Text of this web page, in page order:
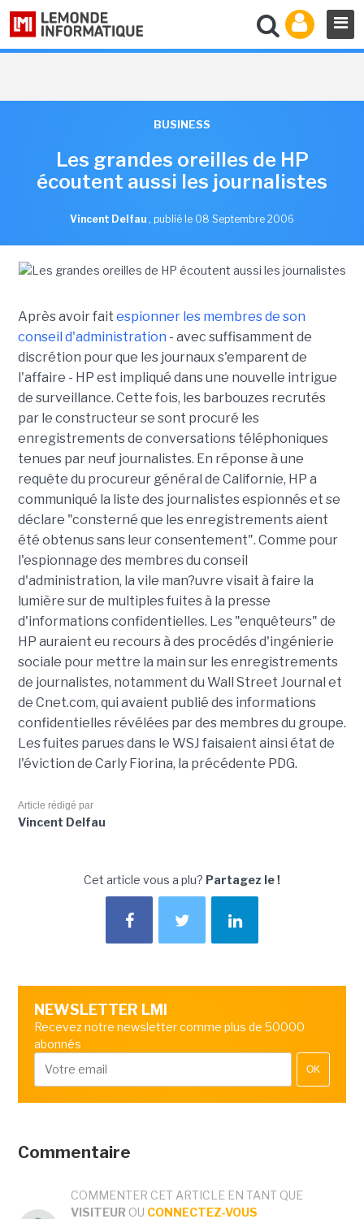
BUSINESS
Les grandes oreilles de HP
écoutent aussi les journalistes
Vincent Delfau , publié le 08 Septembre 2006
Après avoir fait espionner les membres de son
conseil d'administration - avec suffisamment de
discrétion pour que les journaux s'emparent de
l'affaire - HP est impliqué dans une nouvelle intrigue
de surveillance. Cette fois, les barbouzes recrutés
par le constructeur se sont procuré les
enregistrements de conversations téléphoniques
tenues par neuf journalistes. En réponse à une
requête du procureur général de Californie, HP a
communiqué la liste des journalistes espionnés et se
déclare "consterné que les enregistrements aient
été obtenus sans leur consentement". Comme pour
l'espionnage des membres du conseil
d'administration, la vile man?uvre visait à faire la
lumière sur de multiples fuites à la presse
d'informations confidentielles. Les "enquêteurs" de
HP auraient eu recours à des procédés d'ingénierie
sociale pour mettre la main sur les enregistrements
de journalistes, notamment du Wall Street Journal et
de Cnet.com, qui avaient publié des informations
confidentielles révélées par des membres du groupe.
Les fuites parues dans le WSJ faisaient ainsi état de
l'éviction de Carly Fiorina, la précédente PDG.
Article rédigé par
Vincent Delfau
Cet article vous a plu? Partagez le !
NEWSLETTER LMI
Recevez notre newsletter comme plus de 50000
abonnés
OK
Commentaire
COMMENTER CET ARTICLE EN TANT QUE
VISITEUR OU CONNECTEZ-VOUS